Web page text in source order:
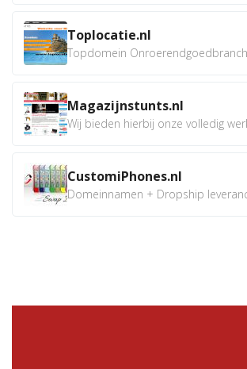
Toplocatie.nl
Magazijnstunts.nl
CustomiPhones.nl